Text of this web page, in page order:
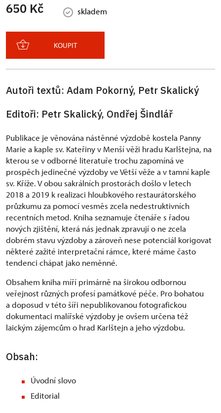
650 Kč skladem
KOUPIT
Autoři textů: Adam Pokorný, Petr Skalický
Editoři: Petr Skalický, Ondřej Šindlář
Publikace je věnována nástěnné výzdobě kostela Panny
Marie a kaple sv. Kateřiny v Menší věži hradu Karlštejna, na
kterou se v odborné literatuře trochu zapomíná ve
prospěch jedinečné výzdoby ve Větší věže a v tamní kaple
sv. Kříže. V obou sakrálních prostorách došlo v letech
2018 a 2019 k realizaci hloubkového restaurátorského
průzkumu za pomocí vesměs zcela nedestruktivních
recentních metod. Kniha seznamuje čtenáře s řadou
nových zjištění, která nás jednak zpravují o ne zcela
dobrém stavu výzdoby a zároveň nese potenciál korigovat
některé zažité interpretační rámce, které máme často
tendenci chápat jako neměnné.
Obsahem kniha míří primárně na širokou odbornou
veřejnost různých profesí památkové péče. Pro bohatou
a doposud v této šíři nepublikovanou fotografickou
dokumentaci malířské výzdoby je ovšem určena též
laickým zájemcům o hrad Karlštejn a jeho výzdobu.
Obsah:
Úvodní slovo
Editorial